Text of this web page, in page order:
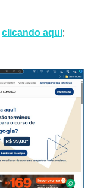
clicando aqui;